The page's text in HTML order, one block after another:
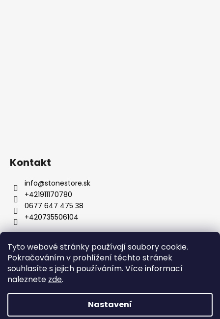
Tyto webové stránky používají soubory cookie.
Pokračováním v prohlížení těchto stránek
souhlasíte s jejich používáním. Více informací
naleznete zde.
Nastavení
Kontakt
info@stonestore.sk
+421911170780
0677 647 475 38
+420735506104
Obchodní podmínky Podmínky ochrany osobních údajů
Velkoobchod
Kontakty